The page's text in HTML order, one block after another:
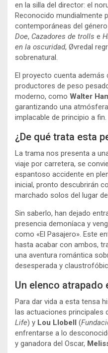
en la silla del director: el
Reconocido mundialmente
contemporáneas del
Doe, Cazadores de trolls e
en la oscuridad, Øvredal
sobrenatural.
El proyecto cuenta además
productores de peso
moderno, como Walter
garantizando una
implacable de principio a fin.
¿De qué trata esta
La trama nos presenta a
viaje por carretera, se
espantoso accidente en
inicial, pronto descubrirán
marchado solos del lugar
Sin saberlo, han dejado
presencia demoníaca y
como «El Pasajero». Este
hasta acabar con ambos,
una aventura romántica
desesperada y
Un elenco atrapado
Para dar vida a esta tensa
las actuaciones principales
Life) y Lou Llobell (
enfrentarse a lo
y ganadora del Oscar,